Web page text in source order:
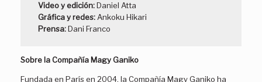
Video y edición:Daniel Atta
Gráfica y redes:Ankoku Hikari
Prensa:Dani Franco
Sobre la Compañía Magy Ganiko
Fundada en París en 2004, la Compañía Magy Ganiko ha